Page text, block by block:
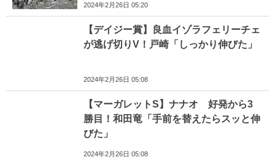
2024年2月26日 05:20
【デイジー賞】良血イゾラフェリーチェ
が逃げ切りV！戸崎「しっかり伸びた」
2024年2月26日 05:08
【マーガレットS】ナナオ 好発から3
勝目！和田竜「手前を替えたらスッと伸
びた」
2024年2月26日 05:08